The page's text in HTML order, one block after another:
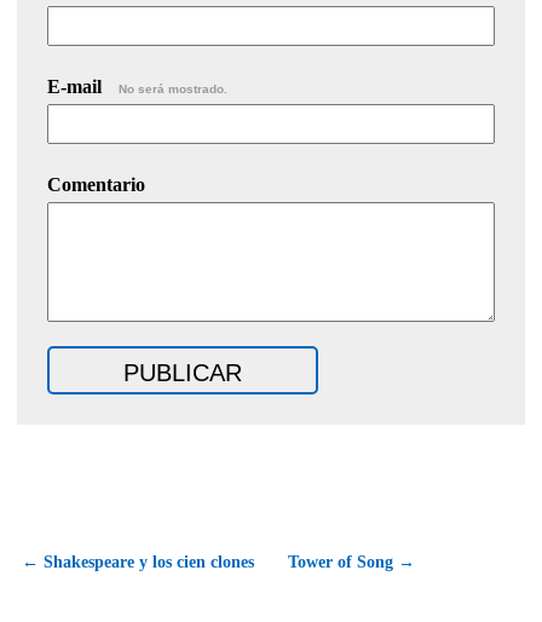
E-mail No será mostrado.
Comentario
← Shakespeare y los cien clones Tower of Song →